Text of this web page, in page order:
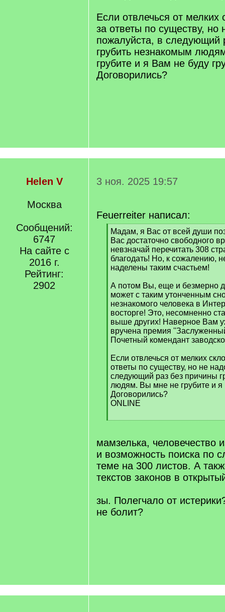
Если отвлечься от мелких
за ответы по существу, но
пожалуйста, в следующий
грубить незнакомым
грубите и я Вам не буду
Договорились?
Helen V
Москва
Сообщений:
6747
На сайте с
2016 г.
Рейтинг:
2902
3 ноя. 2025 19:57
Feuerreiter написал:
[
q
]
Мадам, я Вас от всей души
Вас достаточно свободного
невзначай перечитать 308
благодать! Но, к сожалению,
наделены таким счастьем!
А потом Вы, еще и безмерно
может с таким утонченным
незнакомого человека в
восторге! Это, несомненно
выше других! Наверное Вам
вручена премия
Почетный комендант
Если отвлечься от мелких
ответы по существу, но не
следующий раз без причины
людям. Вы мне не грубите и я
Договорились?
ONLINE
[
q
]
мамзелька, человечество
и возможность поиска по
теме на 300 листов. А
текстов законов в
зы. Полегчало от
не болит?